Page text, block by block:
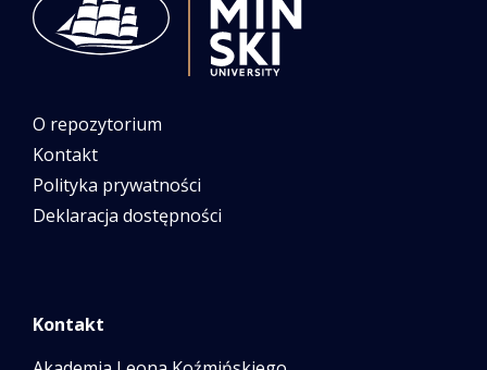
O repozytorium
Kontakt
Polityka prywatności
Deklaracja dostępności
Kontakt